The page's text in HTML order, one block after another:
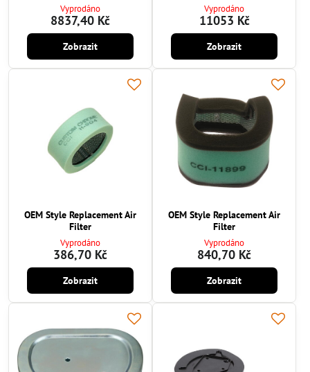
Vyprodáno
8837,40 Kč
Zobrazit
Vyprodáno
11053 Kč
Zobrazit
OEM Style Replacement Air
Filter
Vyprodáno
386,70 Kč
Zobrazit
OEM Style Replacement Air
Filter
Vyprodáno
840,70 Kč
Zobrazit